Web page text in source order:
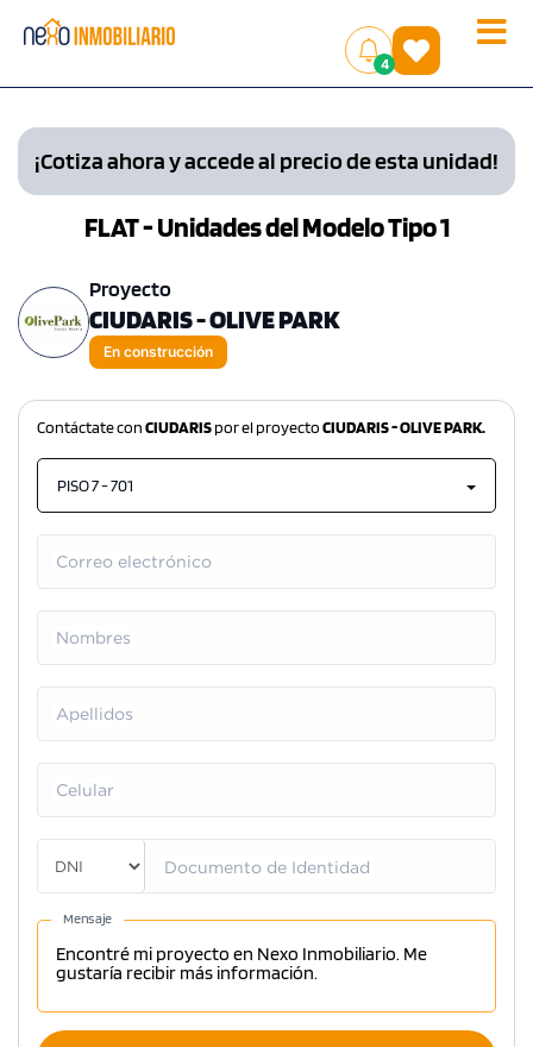
Toggle
4
()
¡Cotiza ahora y accede al precio de esta unidad!
FLAT - Unidades del Modelo Tipo 1
Proyecto
CIUDARIS - OLIVE PARK
En construcción
Contáctate conCIUDARISpor el proyectoCIUDARIS - OLIVE PARK.
PISO 7 - 701
Correo electrónico
Nombres
Apellidos
Celular
Documento de Identidad
Mensaje